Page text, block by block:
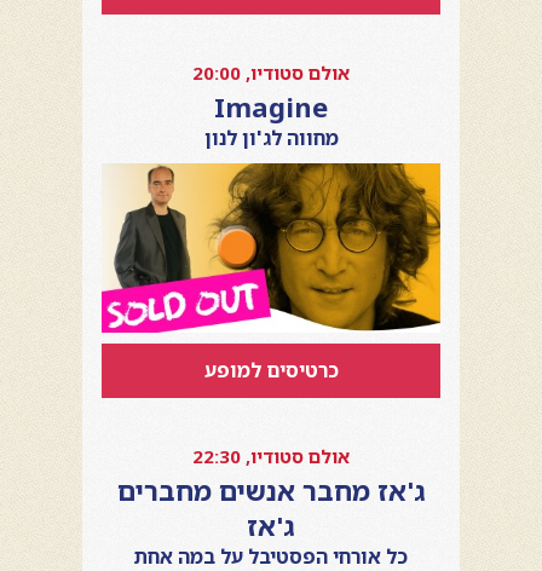
אולם סטודיו, 20:00
Imagine
מחווה לג'ון לנון
כרטיסים למופע
אולם סטודיו, 22:30
ג'אז מחבר אנשים מחברים
ג'אז
כל אורחי הפסטיבל על במה אחת